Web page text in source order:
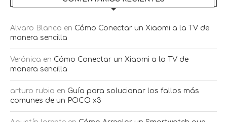
Alvaro Blanco en Cómo Conectar un Xiaomi a la TV de
manera sencilla
Verónica en Cómo Conectar un Xiaomi a la TV de
manera sencilla
arturo rubio en Guía para solucionar los fallos más
comunes de un POCO x3